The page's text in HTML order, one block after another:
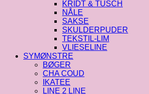
KRIDT & TUSCH
NÅLE
SAKSE
SKULDERPUDER
TEKSTIL-LIM
VLIESELINE
SYMØNSTRE
BØGER
CHA COUD
IKATEE
LINE 2 LINE